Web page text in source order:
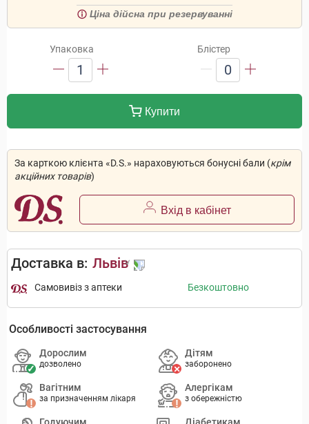
Ціна дійсна при резервуванні
Упаковка
1
Блістер
0
Купити
За карткою клієнта «D.S.» нараховуються бонусні бали (крім
акційних товарів)
Вхід в кабінет
Доставка в: Львів
Самовивіз з аптеки Безкоштовно
Особливості застосування
Дорослим
дозволено
Дітям
заборонено
Вагітним
за призначенням лікаря
Алергікам
з обережністю